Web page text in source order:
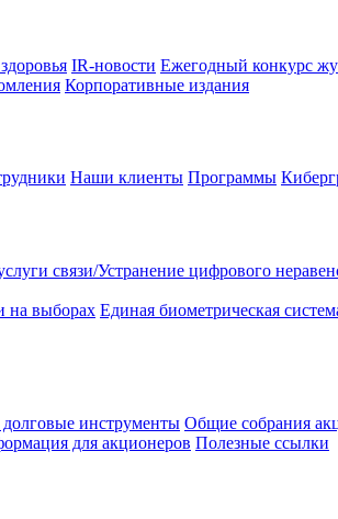
IR-новости Ежегодный конкурс
Корпоративные издания
Наши клиенты Программы
связи/Устранение цифрового
на выборах Единая биометрическая
инструменты Общие собрания
для акционеров Полезные ссылки